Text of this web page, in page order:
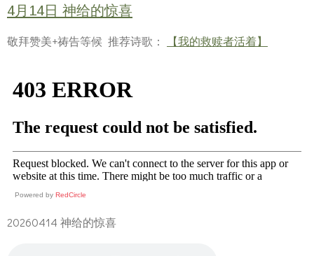
4月14日 神给的惊喜
敬拜赞美+祷告等候 推荐诗歌： 【我的救赎者活着】
Powered by RedCircle
20260414 神给的惊喜